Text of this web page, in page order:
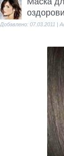
Добавлено: 07.03.2011 |